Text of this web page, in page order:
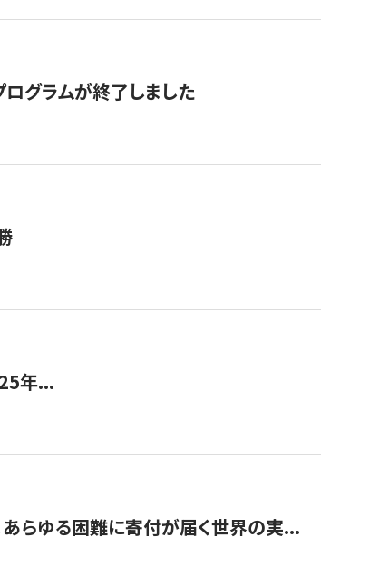
グラムが終了しました
年...
あらゆる困難に寄付が届く世界の実...